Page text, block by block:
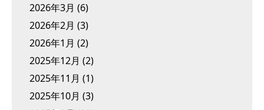
2026年3月 (6)
2026年2月 (3)
2026年1月 (2)
2025年12月 (2)
2025年11月 (1)
2025年10月 (3)